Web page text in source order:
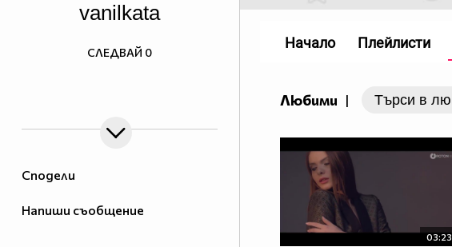
Сподели
Напиши съобщение
vanilkata
СЛЕДВАЙ 0
Любими |
03:23
Начало Плейлисти